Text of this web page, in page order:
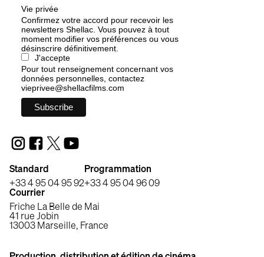
Vie privée
Confirmez votre accord pour recevoir les
newsletters Shellac. Vous pouvez à tout
moment modifier vos préférences ou vous
désinscrire définitivement.
J'accepte
Pour tout renseignement concernant vos
données personnelles, contactez
vieprivee@shellacfilms.com
Standard
+33 4 95 04 95 92
Programmation
+33 4 95 04 96 09
Courrier
Friche La Belle de Mai
41 rue Jobin
13003 Marseille, France